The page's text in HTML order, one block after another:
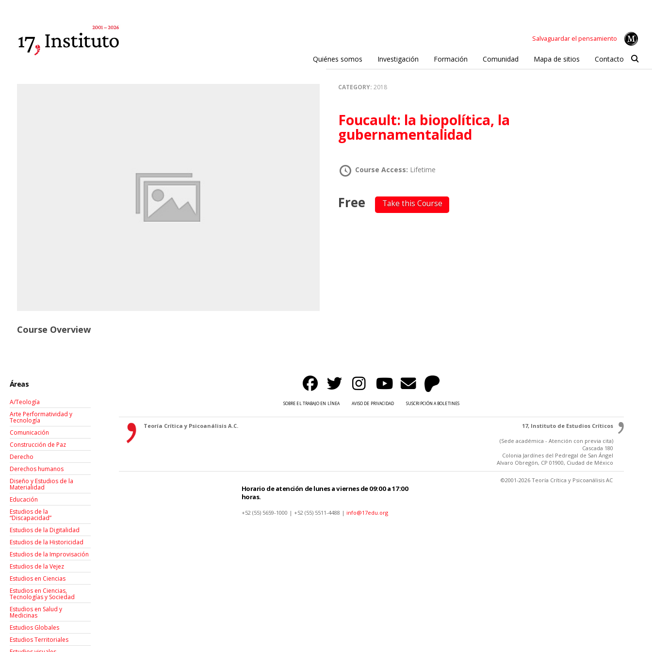
Salvaguardar el pensamiento
Quiénes somos Investigación Formación Comunidad Mapa de sitios Contacto
CATEGORY:2018
Foucault: la biopolítica, la
gubernamentalidad
Course Access: Lifetime
Free Take this Course
Course Overview
Áreas
A/Teología
Arte Performatividad y
Tecnología
Comunicación
Construcción de Paz
Derecho
Derechos humanos
Diseño y Estudios de la
Materialidad
Educación
Estudios de la
“Discapacidad”
Estudios de la Digitalidad
Estudios de la Historicidad
Estudios de la Improvisación
Estudios de la Vejez
Estudios en Ciencias
Estudios en Ciencias,
Tecnologías y Sociedad
Estudios en Salud y
Medicinas
Estudios Globales
Estudios Territoriales
SOBRE EL TRABAJO EN LÍNEA AVISO DE PRIVACIDAD SUSCRIPCIÓN A BOLETINES
Teoría Crítica y Psicoanálisis A.C. 17, Instituto de Estudios Críticos
(Sede académica - Atención con previa cita)
Cascada 180
Colonia Jardínes del Pedregal de San Ángel
Alvaro Obregón, CP 01900, Ciudad de México
Horario de atención de lunes a viernes de 09:00 a 17:00
horas.
+52 (55) 5659-1000 | +52 (55) 5511-4488 | info@17edu.org
©2001-2026 Teoría Crítica y Psicoanálisis AC